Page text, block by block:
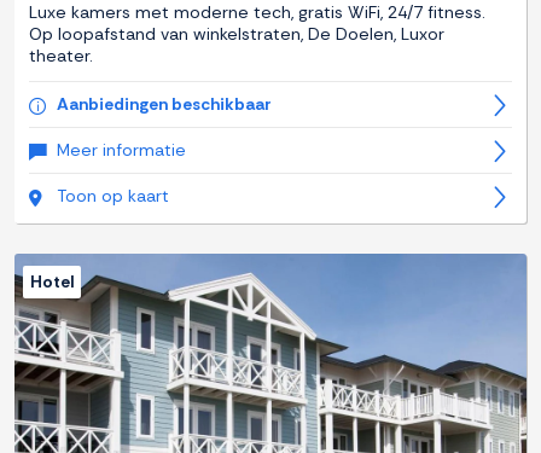
Luxe kamers met moderne tech, gratis WiFi, 24/7 fitness.
Op loopafstand van winkelstraten, De Doelen, Luxor
theater.
Aanbiedingen beschikbaar
Meer informatie
Toon op kaart
Hotel